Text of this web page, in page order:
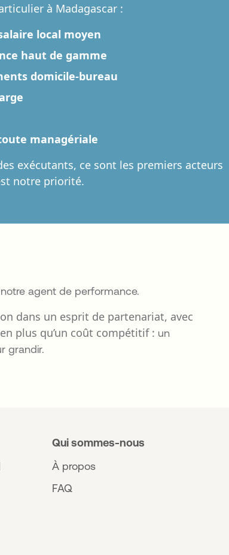
à Madagascar :
local moyen
haut de gamme
domicile-bureau
managériale
exécutants, ce sont les premiers acteurs
notre priorité.
notre agent de performance.
dans un esprit de partenariat, avec
plus qu’un coût compétitif : un
grandir.
Qui sommes-nous
À propos
FAQ